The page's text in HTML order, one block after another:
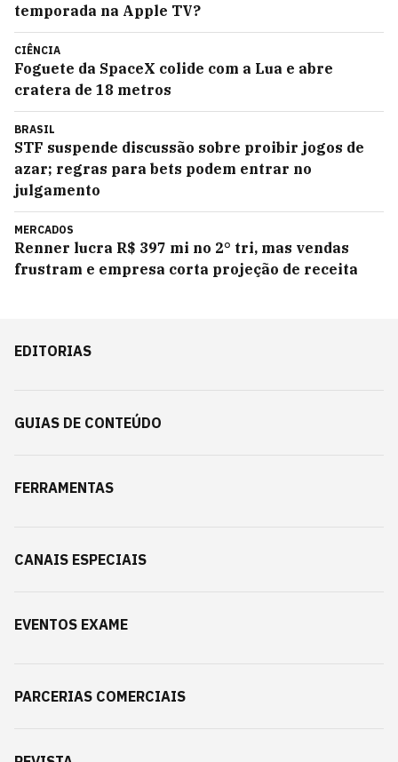
temporada na Apple TV?
CIÊNCIA
Foguete da SpaceX colide com a Lua e abre
cratera de 18 metros
BRASIL
STF suspende discussão sobre proibir jogos de
azar; regras para bets podem entrar no
julgamento
MERCADOS
Renner lucra R$ 397 mi no 2° tri, mas vendas
frustram e empresa corta projeção de receita
EDITORIAS
GUIAS DE CONTEÚDO
FERRAMENTAS
CANAIS ESPECIAIS
EVENTOS EXAME
PARCERIAS COMERCIAIS